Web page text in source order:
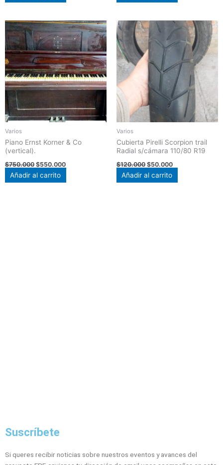
Varios
Piano Ernst Korner & Co
(vertical).
$750.000
El
precio
original
era:
$750.000.
$550.000
El
precio
actual
es:
$550.000.
Añadir al carrito
Varios
Cubierta Pirelli Scorpion trail
Radial s/cámara 110/80 R19
$120.000
El
precio
original
era:
$120.000.
$50.000
El
precio
actual
$50.000.
Añadir al carrito
Suscríbete
Si queres recibir noticias sobre nuestros eventos y avances del